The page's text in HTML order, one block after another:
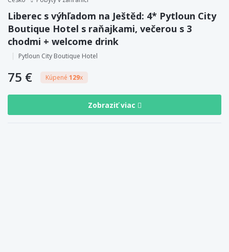
Liberec s výhľadom na Ještěd: 4* Pytloun City
Boutique Hotel s raňajkami, večerou s 3
chodmi + welcome drink
Pytloun City Boutique Hotel
75 € Kúpené 129x
Zobraziť viac